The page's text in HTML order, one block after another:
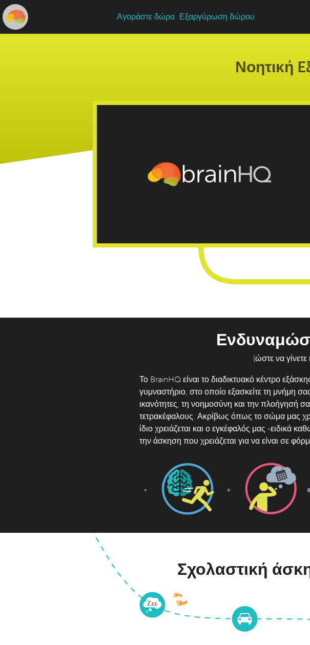
Αγοράστε δώρα Εξαργύρωση δώρου
Νοητική
(ώστε να
Το BrainHQ είναι το διαδικτυακό κέντρο
γυμναστήριο, στο οποίο εξασκείτε τη μνήμη
ικανότητες, τη νοημοσύνη και την πλοήγησή
τετρακέφαλους. Ακρίβως όπως το σώμα μας
ίδιο χρειάζεται και ο εγκέφαλός μας -ειδικά
την άσκηση που χρειάζεται για να είναι σε
Zzz
Σχολαστική